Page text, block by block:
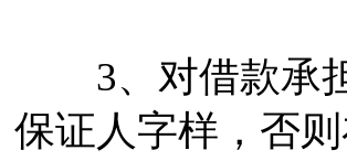
3、对借款承担
保证人字样，否